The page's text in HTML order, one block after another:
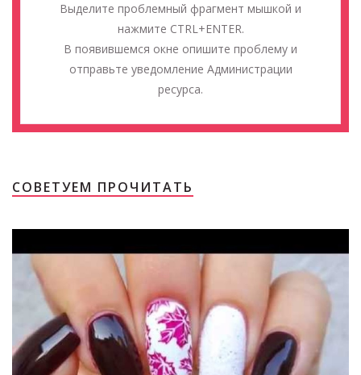
Выделите проблемный фрагмент мышкой и
нажмите CTRL+ENTER.
В появившемся окне опишите проблему и
отправьте уведомление Администрации
ресурса.
СОВЕТУЕМ ПРОЧИТАТЬ